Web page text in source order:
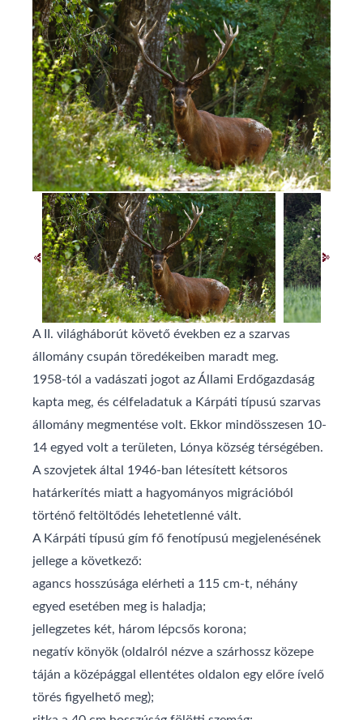
A II. világháborút követő években ez a szarvas
állomány csupán töredékeiben maradt meg.
1958-tól a vadászati jogot az Állami Erdőgazdaság
kapta meg, és célfeladatuk a Kárpáti típusú szarvas
állomány megmentése volt. Ekkor mindösszesen 10-
14 egyed volt a területen, Lónya község térségében.
A szovjetek által 1946-ban létesített kétsoros
határkerítés miatt a hagyományos migrációból
történő feltöltődés lehetetlenné vált.
A Kárpáti típusú gím fő fenotípusú megjelenésének
jellege a következő:
agancs hosszúsága elérheti a 115 cm-t, néhány
egyed esetében meg is haladja;
jellegzetes két, három lépcsős korona;
negatív könyök (oldalról nézve a szárhossz közepe
táján a középággal ellentétes oldalon egy előre ívelő
törés figyelhető meg);